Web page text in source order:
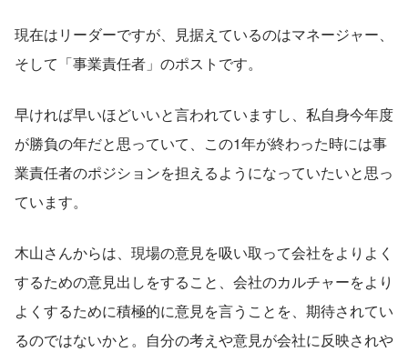
現在はリーダーですが、見据えているのはマネージャー、
そして「事業責任者」のポストです。
早ければ早いほどいいと言われていますし、私自身今年度
が勝負の年だと思っていて、この1年が終わった時には事
業責任者のポジションを担えるようになっていたいと思っ
ています。
木山さんからは、現場の意見を吸い取って会社をよりよく
するための意見出しをすること、会社のカルチャーをより
よくするために積極的に意見を言うことを、期待されてい
るのではないかと。自分の考えや意見が会社に反映されや